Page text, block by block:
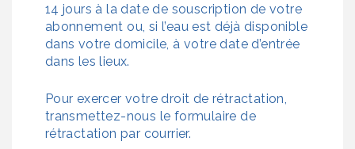
14 jours à la date de souscription de votre
abonnement ou, si l’eau est déjà disponible
dans votre domicile, à votre date d’entrée
dans les lieux.
Pour exercer votre droit de rétractation,
transmettez-nous le formulaire de
rétractation par courrier.